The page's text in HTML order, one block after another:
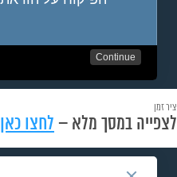
ציר זמן
לצפייה במסך מלא – לחצו כאן